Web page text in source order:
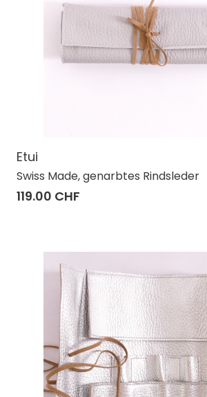
Etui
Swiss Made, genarbtes Rindsleder
119.00 CHF